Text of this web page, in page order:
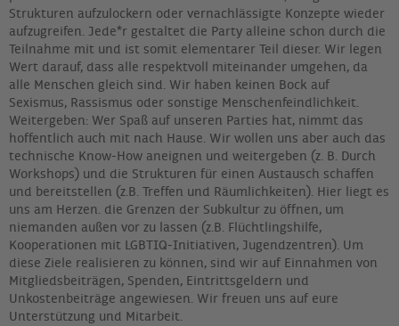
Strukturen aufzulockern oder vernachlässigte Konzepte wieder
aufzugreifen. Jede*r gestaltet die Party alleine schon durch die
Teilnahme mit und ist somit elementarer Teil dieser. Wir legen
Wert darauf, dass alle respektvoll miteinander umgehen, da
alle Menschen gleich sind. Wir haben keinen Bock auf
Sexismus, Rassismus oder sonstige Menschenfeindlichkeit.
Weitergeben: Wer Spaß auf unseren Parties hat, nimmt das
hoffentlich auch mit nach Hause. Wir wollen uns aber auch das
technische Know-How aneignen und weitergeben (z. B. Durch
Workshops) und die Strukturen für einen Austausch schaffen
und bereitstellen (z.B. Treffen und Räumlichkeiten). Hier liegt es
uns am Herzen. die Grenzen der Subkultur zu öffnen, um
niemanden außen vor zu lassen (z.B. Flüchtlingshilfe,
Kooperationen mit LGBTIQ-Initiativen, Jugendzentren). Um
diese Ziele realisieren zu können, sind wir auf Einnahmen von
Mitgliedsbeiträgen, Spenden, Eintrittsgeldern und
Unkostenbeiträge angewiesen. Wir freuen uns auf eure
Unterstützung und Mitarbeit.